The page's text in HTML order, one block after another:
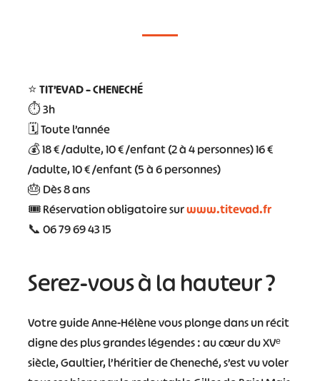
⭐TIT’EVAD – CHENECHÉ
⏱️ 3h
🗓️ Toute l’année
💰 18 € /adulte, 10 € /enfant (2 à 4 personnes) 16 €
/adulte, 10 € /enfant (5 à 6 personnes)
🎂 Dès 8 ans
🎟️ Réservation obligatoire surwww.titevad.fr
📞 06 79 69 43 15
Serez-vous à la hauteur ?
Votre guide Anne-Hélène vous plonge dans un récit
digne des plus grandes légendes : au cœur du XVᵉ
siècle, Gaultier, l’héritier de Cheneché, s’est vu voler